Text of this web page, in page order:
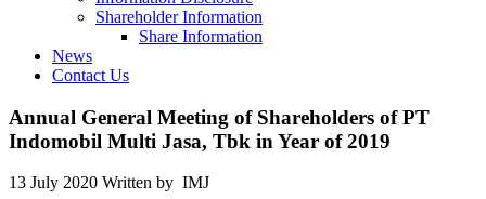
Shareholder Information
Share Information
News
Contact Us
Annual General Meeting of Shareholders of PT
Indomobil Multi Jasa, Tbk in Year of 2019
13 July 2020 Written by IMJ